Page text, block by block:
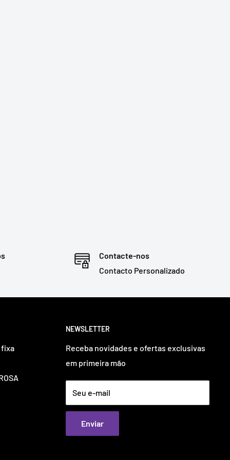
Contacte-nos
Contacto Personalizado
fixa
NEWSLETTER
Receba novidades e ofertas exclusivas
em primeira mão
Seu e-mail
Enviar